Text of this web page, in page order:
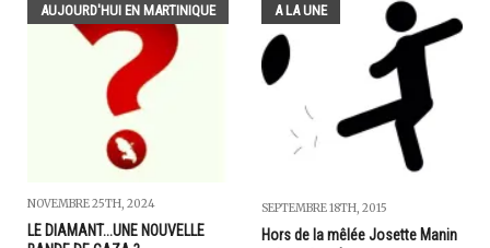
AUJOURD'HUI EN MARTINIQUE
NOVEMBRE 25TH, 2024
LE DIAMANT...UNE NOUVELLE
A LA UNE
SEPTEMBRE 18TH, 2015
Hors de la mêlée Josette Manin